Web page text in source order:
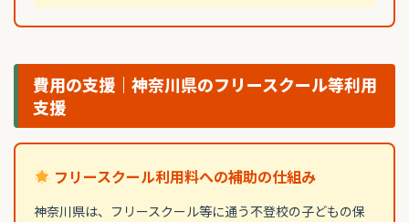
費用の支援｜神奈川県のフリースクール等利用
支援
フリースクール利用料への補助の仕組み
神奈川県は、フリースクール等に通う不登校の子どもの保